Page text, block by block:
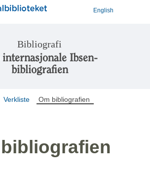
English
Bibliografi
internasjonale Ibsen-
bibliografien
Verkliste Om bibliografien